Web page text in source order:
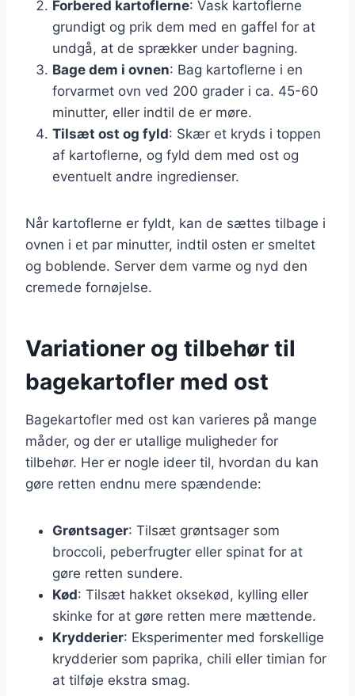
Forbered kartoflerne: Vask kartoflerne
grundigt og prik dem med en gaffel for at
undgå, at de sprækker under bagning.
Bage dem i ovnen: Bag kartoflerne i en
forvarmet ovn ved 200 grader i ca. 45-60
minutter, eller indtil de er møre.
Tilsæt ost og fyld: Skær et kryds i toppen
af kartoflerne, og fyld dem med ost og
eventuelt andre ingredienser.
Når kartoflerne er fyldt, kan de sættes tilbage i
ovnen i et par minutter, indtil osten er smeltet
og boblende. Server dem varme og nyd den
cremede fornøjelse.
Variationer og tilbehør til
bagekartofler med ost
Bagekartofler med ost kan varieres på mange
måder, og der er utallige muligheder for
tilbehør. Her er nogle ideer til, hvordan du kan
gøre retten endnu mere spændende:
Grøntsager: Tilsæt grøntsager som
broccoli, peberfrugter eller spinat for at
gøre retten sundere.
Kød: Tilsæt hakket oksekød, kylling eller
skinke for at gøre retten mere mættende.
Krydderier: Eksperimenter med forskellige
krydderier som paprika, chili eller timian for
at tilføje ekstra smag.